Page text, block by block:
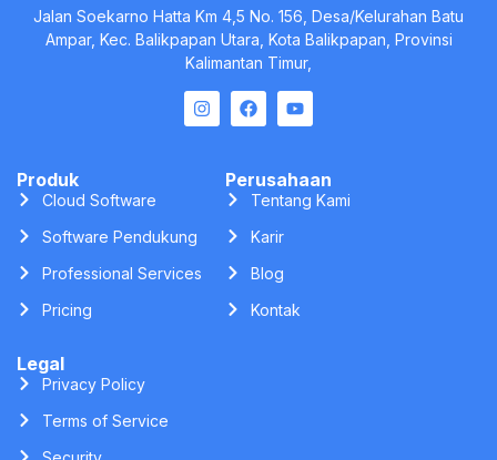
Jalan Soekarno Hatta Km 4,5 No. 156, Desa/Kelurahan Batu
Ampar, Kec. Balikpapan Utara, Kota Balikpapan, Provinsi
Kalimantan Timur,
Produk
Cloud Software
Software Pendukung
Professional Services
Pricing
Perusahaan
Tentang Kami
Karir
Blog
Kontak
Legal
Privacy Policy
Terms of Service